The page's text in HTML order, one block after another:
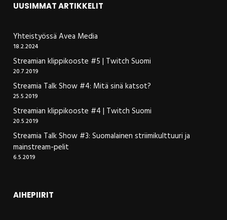
UUSIMMAT ARTIKKELIT
Yhteistyössä Avea Media
18.2.2024
Streamian klippikooste #5 | Twitch Suomi
20.7.2019
Streamia Talk Show #4: Mitä sinä katsot?
25.5.2019
Streamian klippikooste #4 | Twitch Suomi
20.5.2019
Streamia Talk Show #3: Suomalainen striimikulttuuri ja
mainstream-pelit
6.5.2019
AIHEPIIRIT